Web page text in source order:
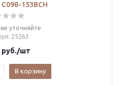
153BCH
уточняйте
: 25263
руб./шт
В корзину